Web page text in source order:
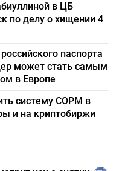
в ЦБ
по делу о хищении 4
паспорта
может стать самым
в Европе
систему СОРМ в
и на криптобиржи